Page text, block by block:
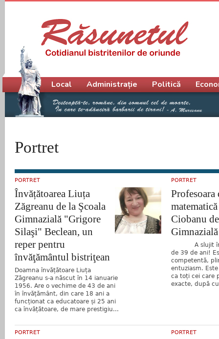
Portret
PORTRET
Învățătoarea Liuța
Zăgreanu de la Şcoala
Gimnazială "Grigore
Silaşi" Beclean, un
reper pentru
învăţământul bistriţean
Doamna învățătoare Liuța
Zăgreanu s-a născut în 14 ianuarie
1956. Are o vechime de 43 de ani
în învățământ, din care 18 ani a
funcționat ca educatoare și 25 ani
ca învățătoare, de mare prestigiu...
PORTRET
Profesoara
Ciobanu
A slujit în
de 39 de ani!
competentă,
entuziasm.
ca toți cei care
exacte, după
PORTRET PORTRET
Meniu principal
Local Administrație Politică